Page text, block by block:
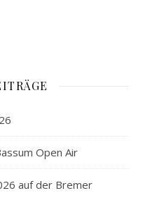
Open Air
auf der Bremer